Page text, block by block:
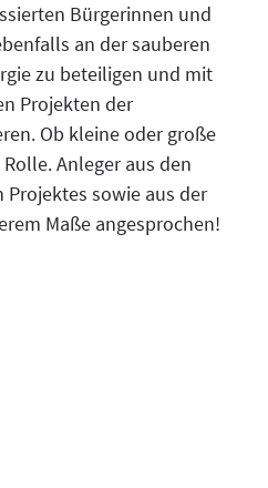
Bürgerinnen und
an der sauberen
zu beteiligen und mit
Projekten der
Ob kleine oder große
Anleger aus den
Projektes sowie aus der
Maße angesprochen!